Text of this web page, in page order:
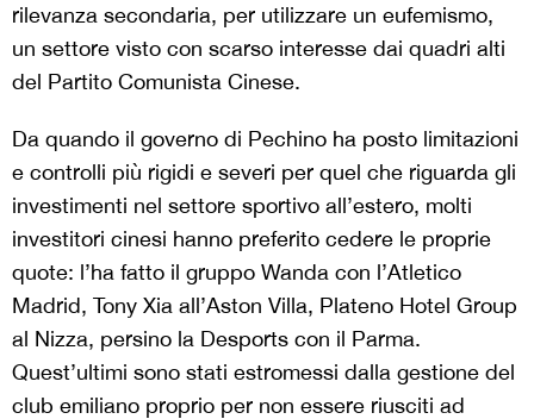
rilevanza secondaria, per utilizzare un eufemismo,
un settore visto con scarso interesse dai quadri alti
del Partito Comunista Cinese.
Da quando il governo di Pechino ha posto limitazioni
e controlli più rigidi e severi per quel che riguarda gli
investimenti nel settore sportivo all’estero, molti
investitori cinesi hanno preferito cedere le proprie
quote: l’ha fatto il gruppo Wanda con l’Atletico
Madrid, Tony Xia all’Aston Villa, Plateno Hotel Group
al Nizza, persino la Desports con il Parma.
Quest’ultimi sono stati estromessi dalla gestione del
club emiliano proprio per non essere riusciti ad